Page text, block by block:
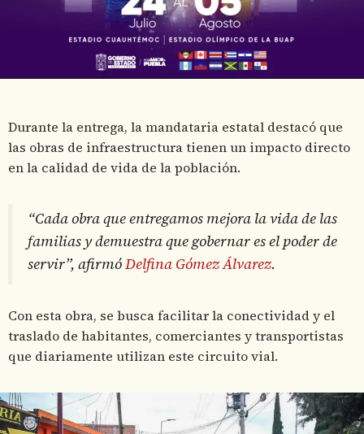
Durante la entrega, la mandataria estatal destacó que
las obras de infraestructura tienen un impacto directo
en la calidad de vida de la población.
“Cada obra que entregamos mejora la vida de las
familias y demuestra que gobernar es el poder de
servir”, afirmóDelfina Gómez Álvarez.
Con esta obra, se busca facilitar la conectividad y el
traslado de habitantes, comerciantes y transportistas
que diariamente utilizan este circuito vial.